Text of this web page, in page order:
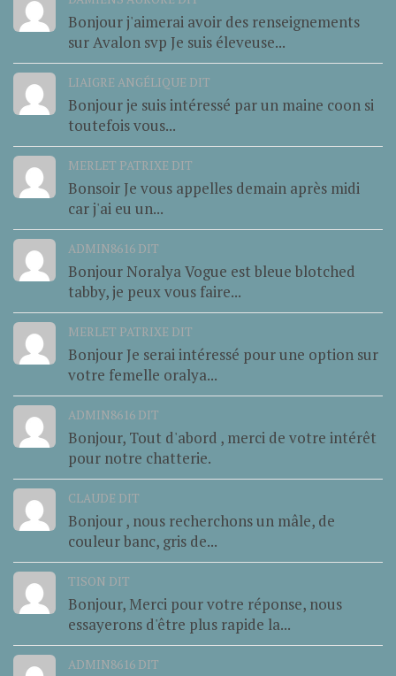
Bonjour j'aimerai avoir des renseignements
sur Avalon svp Je suis éleveuse...
LIAIGRE ANGÉLIQUE DIT
Bonjour je suis intéressé par un maine coon si
toutefois vous...
MERLET PATRIXE DIT
Bonsoir Je vous appelles demain après midi
car j'ai eu un...
ADMIN8616 DIT
Bonjour Noralya Vogue est bleue blotched
tabby, je peux vous faire...
MERLET PATRIXE DIT
Bonjour Je serai intéressé pour une option sur
votre femelle oralya...
ADMIN8616 DIT
Bonjour, Tout d'abord , merci de votre intérêt
pour notre chatterie.
CLAUDE DIT
Bonjour , nous recherchons un mâle, de
couleur banc, gris de...
TISON DIT
Bonjour, Merci pour votre réponse, nous
essayerons d'être plus rapide la...
ADMIN8616 DIT